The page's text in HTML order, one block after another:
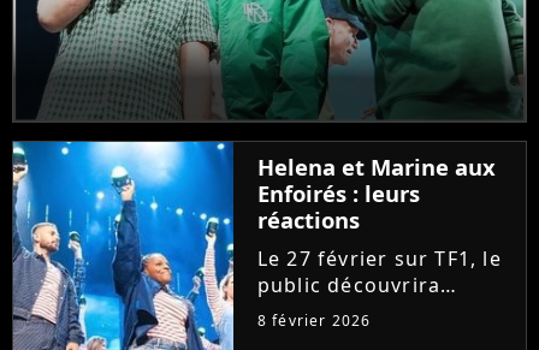
Helena et Marine aux
Enfoirés : leurs
réactions
Le 27 février sur TF1, le
public découvrira
Marine et Helena faire
8 février 2026